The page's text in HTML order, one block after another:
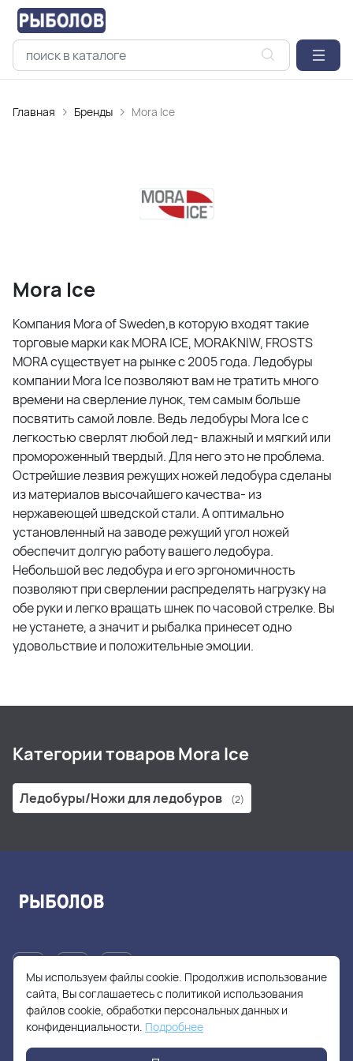
Главная Бренды Mora Ice
Mora Ice
Компания Mora of Sweden,в которую входят такие
торговые марки как MORA ICE, MORAKNIW, FROSTS
MORA существует на рынке с 2005 года. Ледобуры
компании Mora Ice позволяют вам не тратить много
времени на сверление лунок, тем самым больше
посвятить самой ловле. Ведь ледобуры Mora Ice с
легкостью сверлят любой лед- влажный и мягкий или
промороженный твердый. Для него это не проблема.
Острейшие лезвия режущих ножей ледобура сделаны
из материалов высочайшего качества- из
нержавеющей шведской стали. А оптимально
установленный на заводе режущий угол ножей
обеспечит долгую работу вашего ледобура.
Небольшой вес ледобура и его эргономичность
позволяют при сверлении распределять нагрузку на
обе руки и легко вращать шнек по часовой стрелке. Вы
не устанете, а значит и рыбалка принесет одно
удовольствие и положительные эмоции.
Категории товаров Mora Ice
Ледобуры/Ножи для ледобуров (2)
+7(905)705-55-49
fishhuntershop@yandex.ru
Мы используем файлы cookie. Продолжив использование
сайта, Вы соглашаетесь с политикой использования
файлов cookie, обработки персональных данных и
конфиденциальности. Подробнее